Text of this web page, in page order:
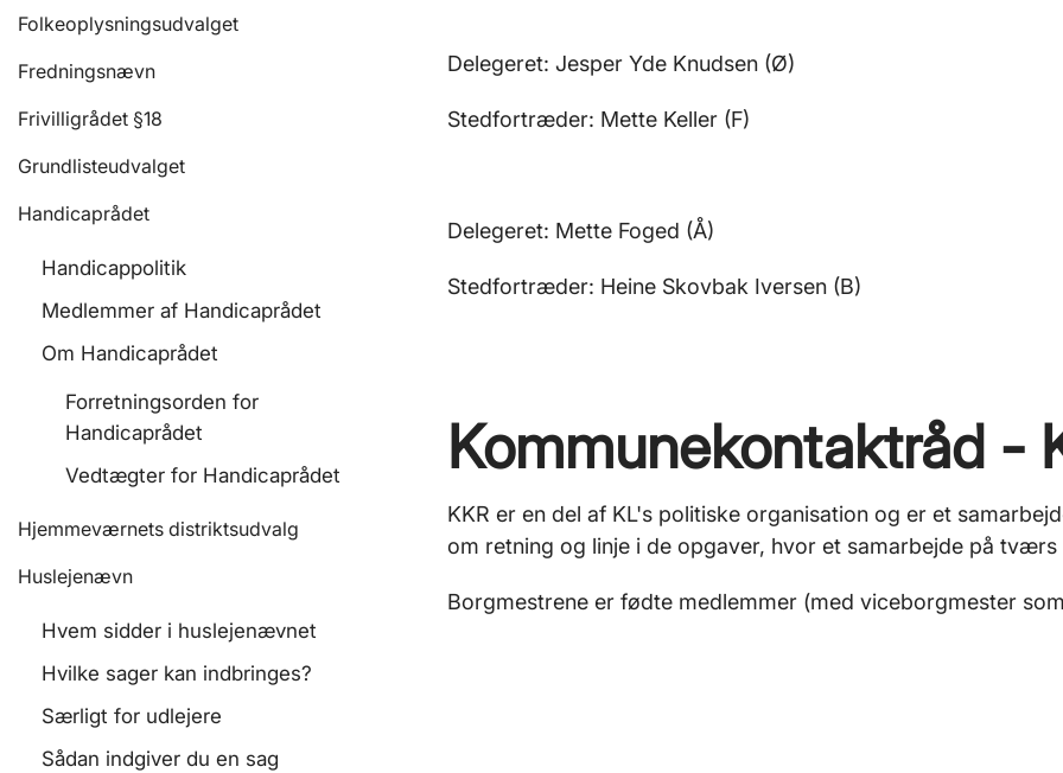
Folkeoplysningsudvalget
Fredningsnævn
Frivilligrådet §18
Grundlisteudvalget
Handicaprådet
Handicappolitik
Medlemmer af Handicaprådet
Om Handicaprådet
Forretningsorden for
Handicaprådet
Vedtægter for Handicaprådet
Hjemmeværnets distriktsudvalg
Huslejenævn
Hvem sidder i huslejenævnet
Hvilke sager kan indbringes?
Særligt for udlejere
Sådan indgiver du en sag
Delegeret: Jesper Yde Knudsen (Ø)
Stedfortræder: Mette Keller (F)
Delegeret: Mette Foged (Å)
Stedfortræder: Heine Skovbak Iversen (B)
Kommunekontaktråd -
KKR er en del af KL's politiske organisation og er et
om retning og linje i de opgaver, hvor et samarbejde på
Borgmestrene er fødte medlemmer (med viceborgmester